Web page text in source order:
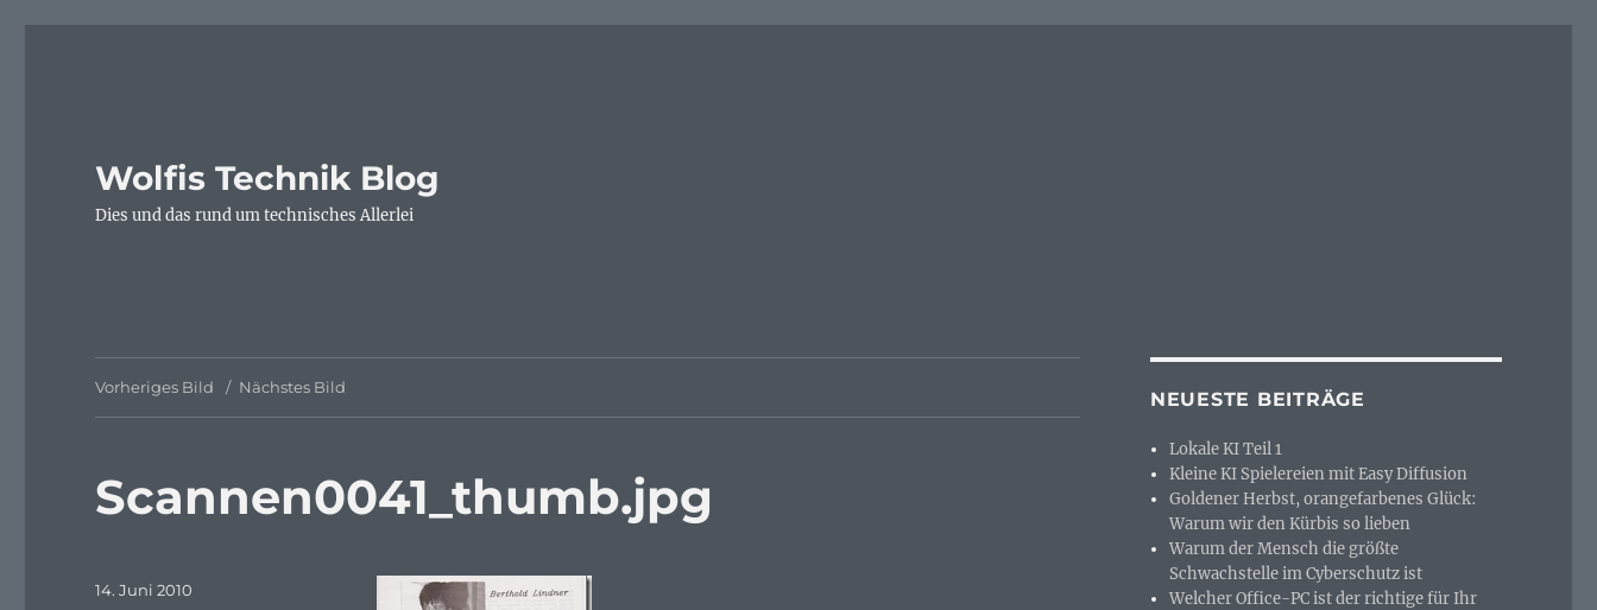
Wolfis Technik Blog
Dies und das rund um technisches Allerlei
Vorheriges Bild Nächstes Bild
Scannen0041_thumb.jpg
Veröffentlicht
14. Juni 2010
NEUESTE BEITRÄGE
Lokale KI Teil 1
Kleine KI Spielereien mit Easy Diffusion
Goldener Herbst, orangefarbenes Glück:
Warum wir den Kürbis so lieben
Warum der Mensch die größte
Schwachstelle im Cyberschutz ist
Welcher Office-PC ist der richtige für Ihr